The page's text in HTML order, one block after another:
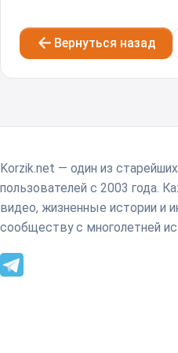
Вернуться назад
Korzik.net — один из
пользователей с 2003 года.
видео, жизненные истории и
сообществу с многолетней